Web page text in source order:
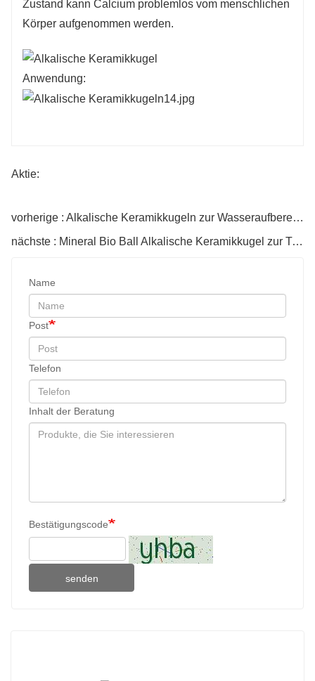
Zustand kann Calcium problemlos vom menschlichen
Körper aufgenommen werden.
Anwendung:
Aktie:
vorherige : Alkalische Keramikkugeln zur Wasseraufbereitung
nächste : Mineral Bio Ball Alkalische Keramikkugel zur Trinkwasseraufbereitung
Name
Post
Telefon
Inhalt der Beratung
Bestätigungscode
senden